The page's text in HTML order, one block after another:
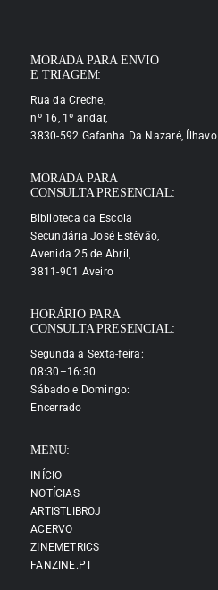
MORADA PARA ENVIO
E TRIAGEM:
Rua da Creche,
nº 16, 1º andar,
3830-592 Gafanha Da Nazaré, Ílhavo
MORADA PARA
CONSULTA PRESENCIAL:
Biblioteca da Escola
Secundária José Estêvão,
Avenida 25 de Abril,
3811-901 Aveiro
HORÁRIO PARA
CONSULTA PRESENCIAL:
Segunda a Sexta-feira:
08:30–16:30
Sábado e Domingo:
Encerrado
MENU:
INÍCIO
NOTÍCIAS
ARTISTLIBROJ
ACERVO
ZINEMETRICS
FANZINE.PT